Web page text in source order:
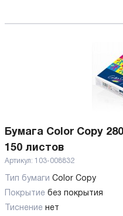
Бумага Color Copy
150 листов
Артикул: 103-008832
Тип бумаги Color Copy
Покрытие без покрытия
Тиснение нет